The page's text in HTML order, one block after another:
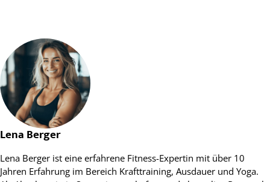
Lena Berger
Lena Berger ist eine erfahrene Fitness-Expertin mit über 10
Jahren Erfahrung im Bereich Krafttraining, Ausdauer und Yoga.